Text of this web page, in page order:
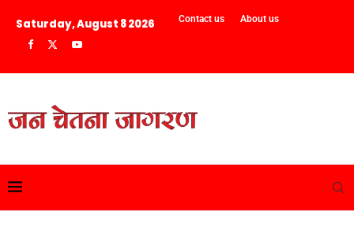
Saturday, August 8 2026 Contact us About us